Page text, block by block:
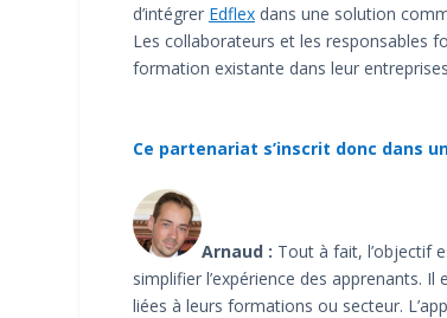
d’intégrer Edflexdans une solution
Les collaborateurs et les responsables
formation existante dans leur
Ce partenariat s’inscrit donc dans
Arnaud : Tout à fait, l’objectif
simplifier l’expérience des apprenants.
liées à leurs formations ou secteur.